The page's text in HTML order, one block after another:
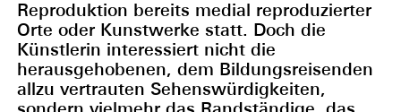
Reproduktion bereits medial reproduzierter
Orte oder Kunstwerke statt. Doch die
Künstlerin interessiert nicht die
herausgehobenen, dem Bildungsreisenden
allzu vertrauten Sehenswürdigkeiten,